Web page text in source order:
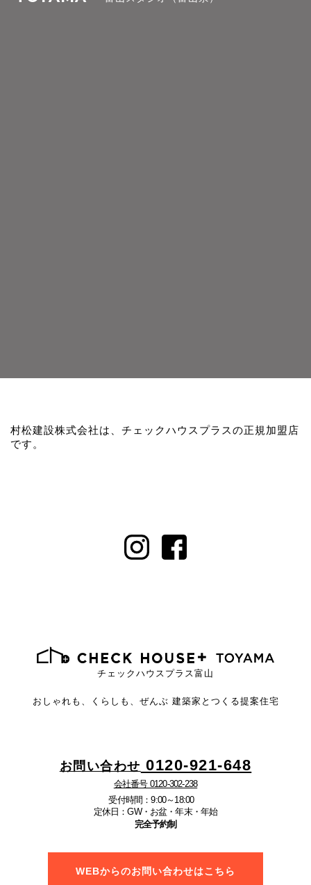
村松建設株式会社は、チェックハウスプラスの正規加盟店
です。
チェックハウスプラス富山
おしゃれも、くらしも、ぜんぶ 建築家とつくる提案住宅
お問い合わせ 0120-921-648
会社番号 0120-302-238
受付時間：9:00～18:00
定休日：GW・お盆・年末・年始
完全予約制
WEBからのお問い合わせはこちら